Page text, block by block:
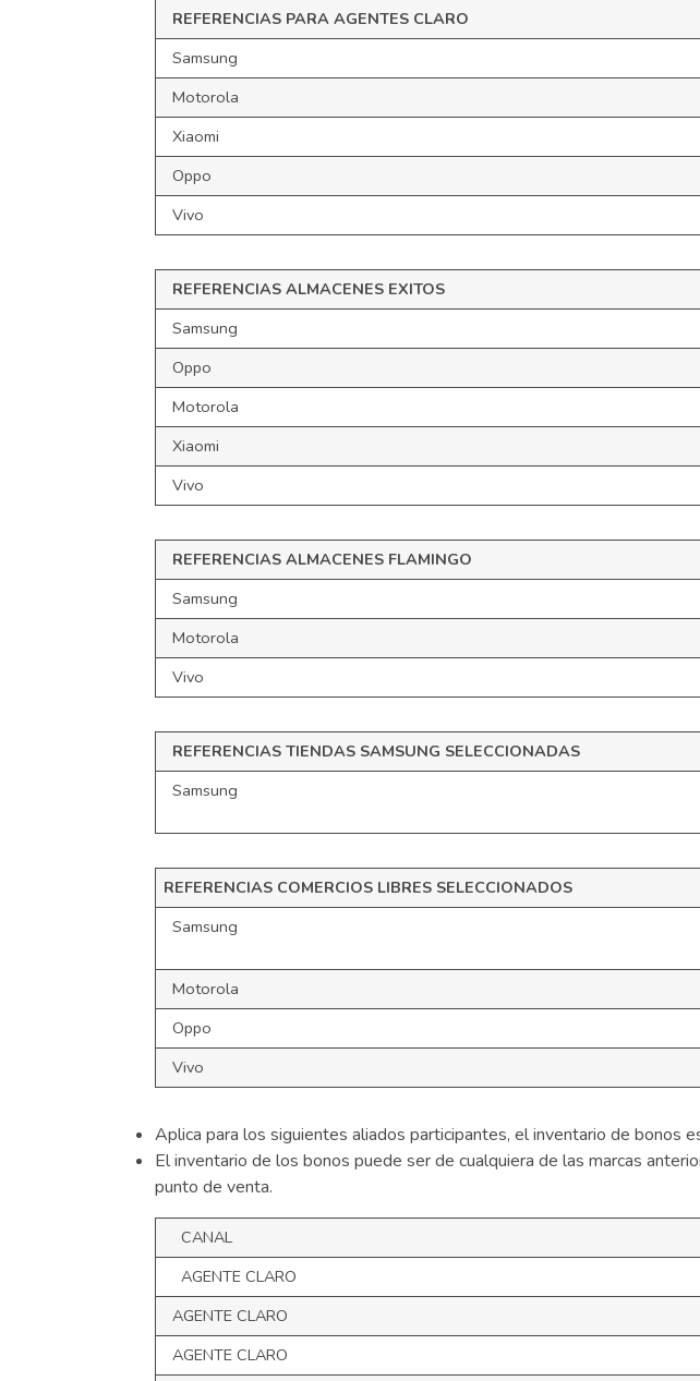
REFERENCIAS PARA AGENTES CLARO
Samsung
Motorola
Xiaomi
Oppo
Vivo
REFERENCIAS ALMACENES EXITOS
Samsung
Oppo
Motorola
Xiaomi
Vivo
REFERENCIAS ALMACENES FLAMINGO
Samsung
Motorola
Vivo
REFERENCIAS TIENDAS SAMSUNG SELECCIONADAS
Samsung
REFERENCIAS COMERCIOS LIBRES SELECCIONADOS
Samsung
Motorola
Oppo
Vivo
Aplica para los siguientes aliados participantes, el inventario de bonos
El inventario de los bonos puede ser de cualquiera de las marcas
punto de venta.
CANAL
AGENTE CLARO
AGENTE CLARO
AGENTE CLARO